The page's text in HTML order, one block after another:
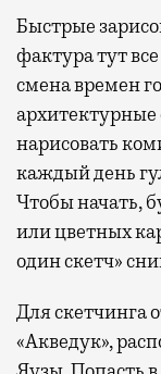
Быстрые
фактура тут
смена времен
нарисовать
каждый день
Чтобы начать,
или цветных
один скетч»
Для скетчинга
«Акведук»,